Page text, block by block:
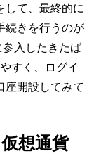
して、最終的に
続きを行うのが
入したきたば
すく、ログイ
座開設してみて
想通貨